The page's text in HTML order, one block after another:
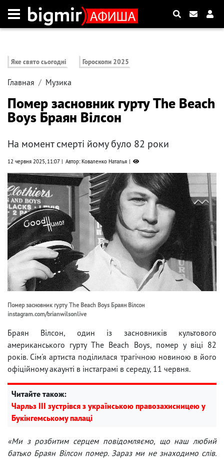
Яке свято сьогодні Гороскопи 2025
Главная Музика
Помер засновник гурту The Beach
Boys Браян Вілсон
На момент смерті йому було 82 роки
12 червня 2025, 11:07 Автор: Коваленко Наталья
Помер засновник гурту The Beach Boys Браян Вілсон
instagram.com/brianwilsonlive
Браян Вілсон, один із засновників культового
американського гурту The Beach Boys, помер у віці 82
років. Сім'я артиста поділилася трагічною новиною в його
офіційному акаунті в інстаграмі в середу, 11 червня.
Читайте також:
Чарльз III зустрівся з українською правозахисницею у
Букінгемському палаці
«Ми з розбитим серцем повідомляємо, що наш любий
батько Браян Вілсон помер. Зараз ми не знаходимо слів.